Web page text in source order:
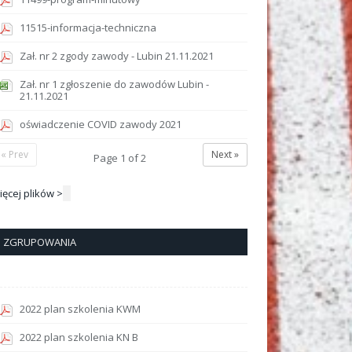
11515-informacja-techniczna
Zał. nr 2 zgody zawody - Lubin 21.11.2021
Zał. nr 1 zgłoszenie do zawodów Lubin -
21.11.2021
oświadczenie COVID zawody 2021
Next »
Page 1 of2
« Prev
plików >
ZGRUPOWANIA
2022 plan szkolenia KWM
2022 plan szkolenia KN B